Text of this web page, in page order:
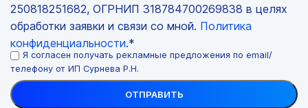
250818251682, ОГРНИП 318784700269838 в целях
обработки заявки и связи со мной. Политика
конфиденциальности.*
Я согласен получать рекламные предложения по email/
телефону от ИП Сурнева Р.Н.